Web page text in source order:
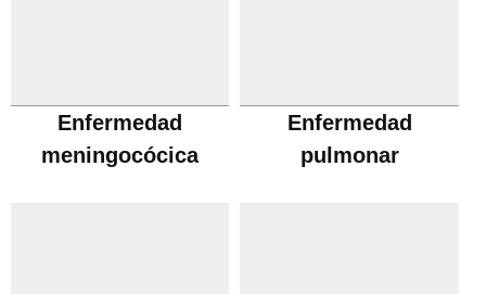
Enfermedad
meningocócica
Enfermedad
pulmonar